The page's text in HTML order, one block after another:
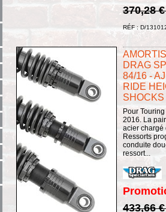
370,28
RÉF : D/
DRAG
84/16 -
RIDE
SHOCKS
Pour
2016. La
acier chargé
Ressorts
conduite
ressort...
433,66